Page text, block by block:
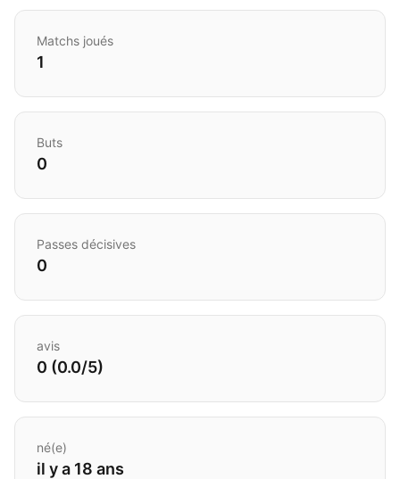
Matchs joués
1
Buts
0
Passes décisives
0
avis
0 (0.0/5)
né(e)
il y a 18 ans